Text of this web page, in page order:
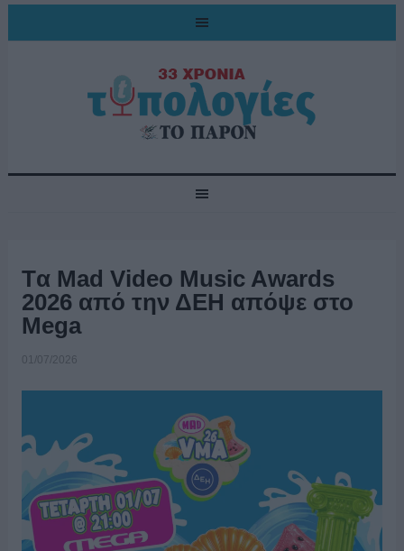
Tα Mad Video Music Awards
2026 από την ΔΕΗ απόψε στο
Mega
01/07/2026